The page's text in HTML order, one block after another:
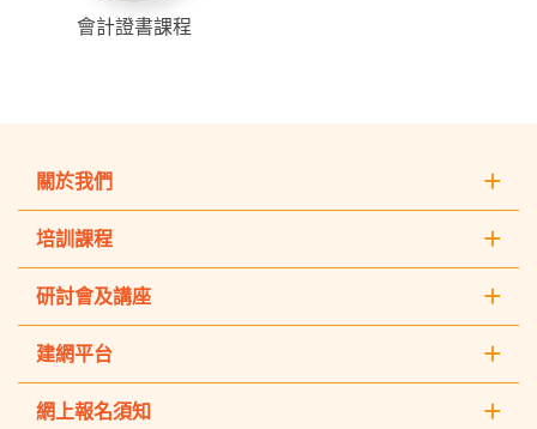
會計證書課程
關於我們
培訓課程
研討會及講座
建網平台
網上報名須知